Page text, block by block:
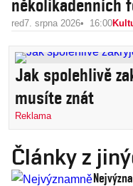
několikadenních
red7. srpna 2026 16:00
Jak spolehlivě
musíte znát
Reklama
Články z